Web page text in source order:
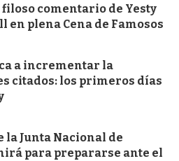
filoso comentario de Yesty
en plena Cena de Famosos
a incrementar la
citados: los primeros días
la Junta Nacional de
para prepararse ante el